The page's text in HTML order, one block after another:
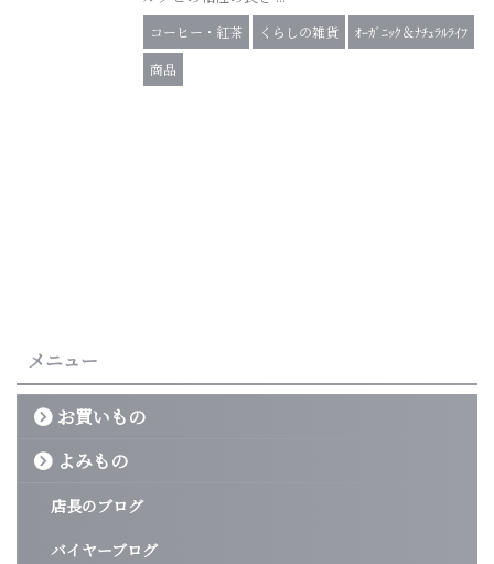
コーヒー・紅茶 くらしの雑貨
ｵｰｶﾞﾆｯｸ＆ﾅﾁｭﾗﾙﾗｲﾌ
商品
メニュー
お買いもの
よみもの
店長のブログ
バイヤーブログ